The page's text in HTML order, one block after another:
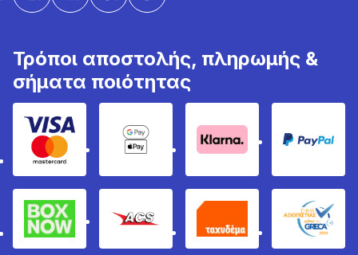
Τρόποι αποστολής, πληρωμής &
σήματα ποιότητας
Visa & MastercardGoogle Pay & Apple Pay
Klarna PayPal
Box Now ACS Ταχυδέμα